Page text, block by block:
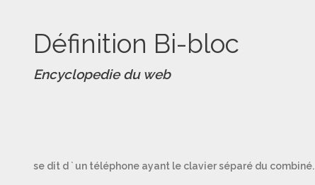
Définition Bi-bloc
Encyclopedie du web
se dit d ` un téléphone ayant le clavier séparé du combiné.